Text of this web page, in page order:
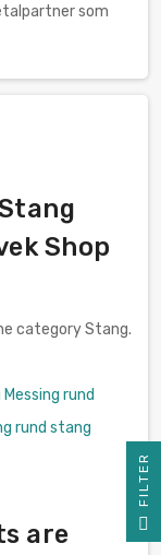
som
Shop
category Stang.
rund
rund stang
are
R